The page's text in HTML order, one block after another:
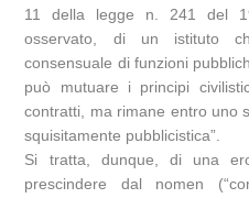
11 della legge n. 241 del
osservato, di un istituto
consensuale di funzioni
può mutuare i principi
contratti, ma rimane entro uno
squisitamente pubblicistica”.
Si tratta, dunque, di una
prescindere dal nomen